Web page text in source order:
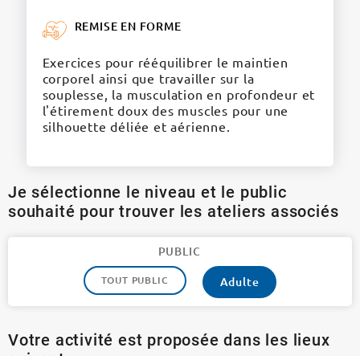
REMISE EN FORME
Exercices pour rééquilibrer le maintien
corporel ainsi que travailler sur la
souplesse, la musculation en profondeur et
l'étirement doux des muscles pour une
silhouette déliée et aérienne.
Je sélectionne le niveau et le public
souhaité pour trouver les ateliers associés
PUBLIC
TOUT PUBLIC Adulte
Votre activité est proposée dans les lieux